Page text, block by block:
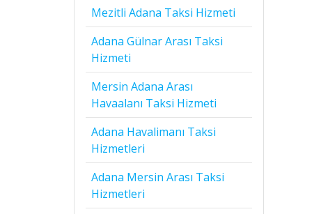
Mezitli Adana Taksi Hizmeti
Adana Gülnar Arası Taksi
Hizmeti
Mersin Adana Arası
Havaalanı Taksi Hizmeti
Adana Havalimanı Taksi
Hizmetleri
Adana Mersin Arası Taksi
Hizmetleri